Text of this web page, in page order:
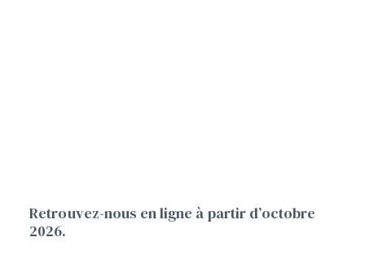
Retrouvez-nous en ligne à partir d’octobre
2026.